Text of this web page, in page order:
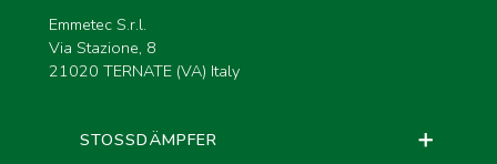
Emmetec S.r.l.
Via Stazione, 8
21020 TERNATE (VA) Italy
STOSSDÄMPFER